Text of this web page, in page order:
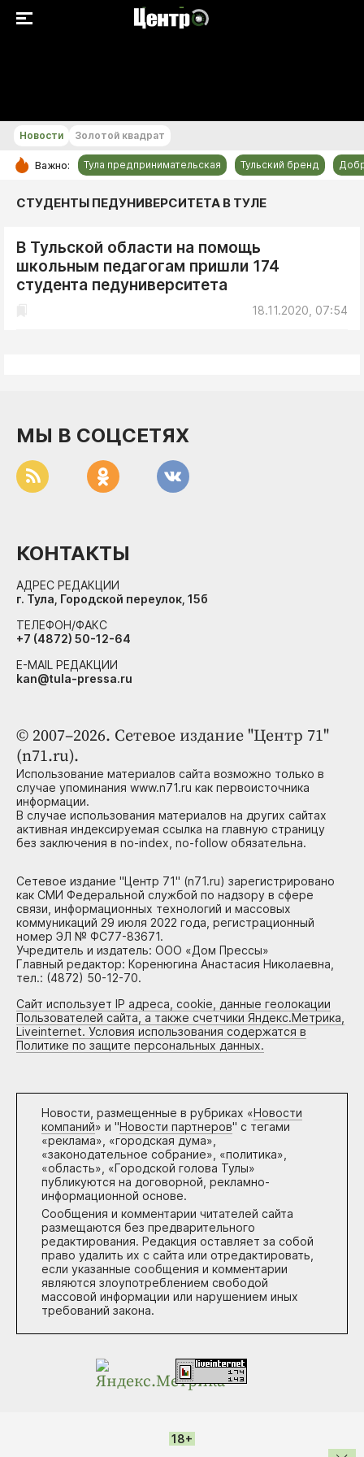
РУБРИКИ
Культура
Происшествия
Новости Золотой квадрат
Важно: Тула предпринимательская Тульский бренд
СТУДЕНТЫ ПЕДУНИВЕРСИТЕТА В ТУЛЕ
В Тульской области на помощь
школьным педагогам пришли 174
студента педуниверситета
18.11.2020, 07:54
© 2007–2026. Сетевое издание "Центр 71"
(n71.ru).
Использование материалов сайта возможно только в
случае упоминания www.n71.ru как первоисточника
информации.
В случае использования материалов на других сайтах
активная индексируемая ссылка на главную страницу
без заключения в no-index, no-follow обязательна.
Сетевое издание "Центр 71" (n71.ru) зарегистрировано
как СМИ Федеральной службой по надзору в сфере
связи, информационных технологий и массовых
коммуникаций 29 июля 2022 года, регистрационный
номер ЭЛ № ФС77-83671.
Учредитель и издатель: ООО «Дом Прессы»
Главный редактор: Коренюгина Анастасия Николаевна,
тел.: (4872) 50-12-70.
Сайт использует IP адреса, cookie, данные геолокации
Пользователей сайта, а также счетчики Яндекс.Метрика,
Liveinternet. Условия использования содержатся в
Политике по защите персональных данных.
Новости, размещенные в рубриках «Новости
компаний» и "Новости партнеров" с тегами
«реклама», «городская дума»,
«законодательное собрание», «политика»,
«область», «Городской голова Тулы»
публикуются на договорной, рекламно-
информационной основе.
Сообщения и комментарии читателей сайта
размещаются без предварительного
редактирования. Редакция оставляет за собой
право удалить их с сайта или отредактировать,
если указанные сообщения и комментарии
являются злоупотреблением свободой
массовой информации или нарушением иных
требований закона.
МЫ В СОЦСЕТЯХ
КОНТАКТЫ
АДРЕС РЕДАКЦИИ
г. Тула, Городской переулок, 15б
ТЕЛЕФОН/ФАКС
+7 (4872) 50-12-64
E-MAIL РЕДАКЦИИ
kan@tula-pressa.ru
18+